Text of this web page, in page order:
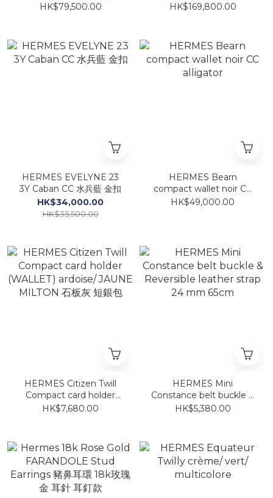
HK$79,500.00
扣
HK$169,800.00
HERMES EVELYNE 23
3Y Caban CC 水兵藍 金扣
HK$34,000.00
HK$35,500.00
HERMES Bearn
compact wallet noir CC
alligator
HK$49,000.00
HERMES Citizen Twill
Compact card holder
(WALLET) ardoise/
HK$7,680.00
HERMES Mini
Constance belt buckle &
Reversible leather strap
HK$5,380.00